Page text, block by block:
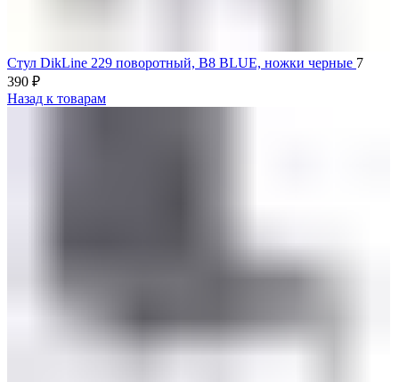
Стул DikLine 229 поворотный, B8 BLUE, ножки черные
Назад к товарам